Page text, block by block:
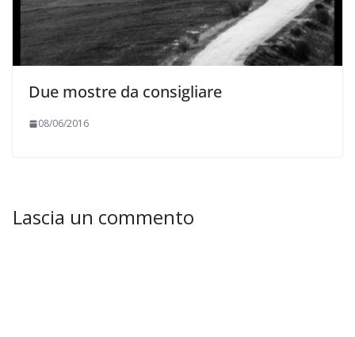
Due mostre da consigliare
08/06/2016
Lascia un commento